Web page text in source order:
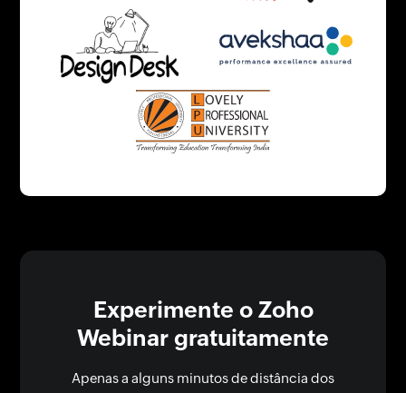
Experimente o Zoho
Webinar gratuitamente
Apenas a alguns minutos de distância dos